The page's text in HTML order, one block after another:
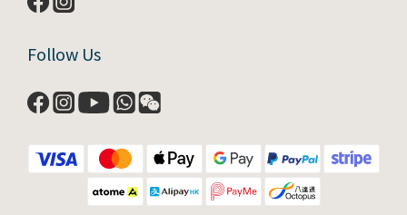
Follow Us